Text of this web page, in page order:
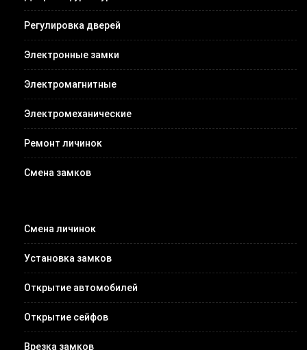
Регулировка дверей
Электронные замки
Электромагнитные
Электромеханические
Ремонт личинок
Смена замков
Смена личинок
Установка замков
Открытие автомобилей
Открытие сейфов
Врезка замков